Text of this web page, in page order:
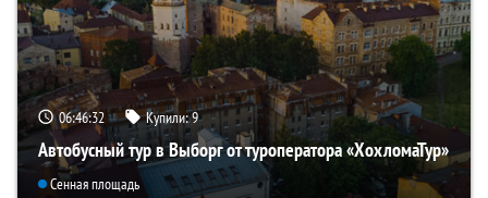
06:46:31 Купили:9
Автобусный тур в Выборг от туроператора «ХохломаТур»
Сенная площадь